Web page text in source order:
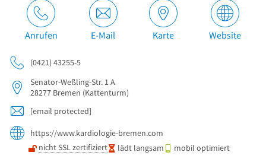
Anrufen E-Mail Karte Website
(0421) 43255-5
Senator-Weßling-Str. 1 A
28277 Bremen (Kattenturm)
[email protected]
https://www.kardiologie-bremen.com
nicht SSL zertifiziert
lädt langsam mobil optimiert